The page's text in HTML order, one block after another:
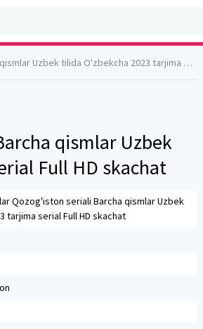
tilida O'zbekcha 2023 tarjima serial Full HD skachat
qismlar Uzbek
Full HD skachat
Qozog'iston seriali Barcha qismlar Uzbek
tarjima serial Full HD skachat